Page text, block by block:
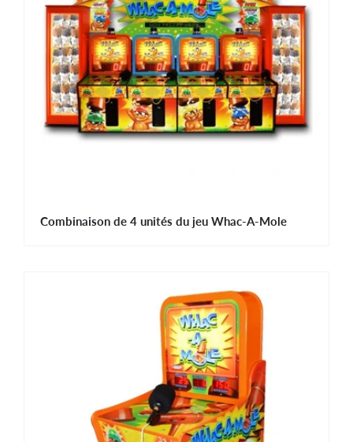
Combinaison de 4 unités du jeu Whac-A-Mole